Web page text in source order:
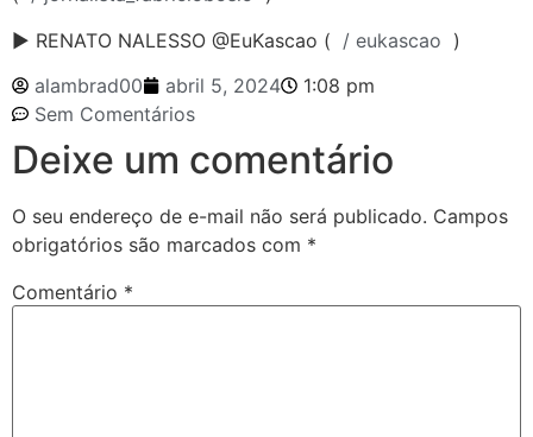
► RENATO NALESSO @EuKascao ( / eukascao )
alambrad00
abril 5, 2024
1:08 pm
Sem Comentários
Deixe um comentário
O seu endereço de e-mail não será publicado. Campos
obrigatórios são marcados com *
Comentário *